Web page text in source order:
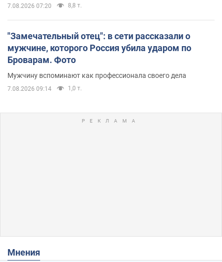
7.08.2026 07:20 8,8 т.
"Замечательный отец": в сети рассказали о
мужчине, которого Россия убила ударом по
Броварам. Фото
Мужчину вспоминают как профессионала своего дела
7.08.2026 09:14 1,0 т.
Мнения